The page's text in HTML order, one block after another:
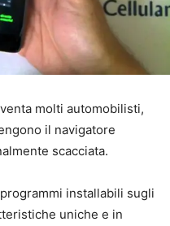
molti automobilisti,
il navigatore
scacciata.
installabili sugli
uniche e in